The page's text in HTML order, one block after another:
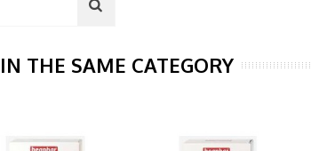
THE SAME CATEGORY